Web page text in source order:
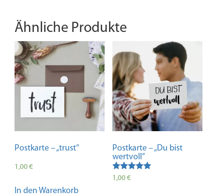
Ähnliche Produkte
Postkarte – „trust“
1,00€
In den Warenkorb
Postkarte – „Du bist
wertvoll“
Bewertet mit
1,00€